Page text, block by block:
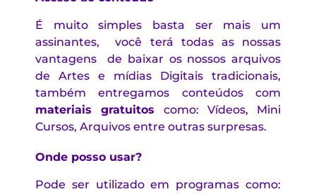
É muito simples basta ser mais um
assinantes, você terá todas as nossas
vantagens de baixar os nossos arquivos
de Artes e mídias Digitais tradicionais,
também entregamos conteúdos com
materiais gratuitos como: Vídeos, Mini
Cursos, Arquivos entre outras surpresas.
Onde posso usar?
Pode ser utilizado em programas como: